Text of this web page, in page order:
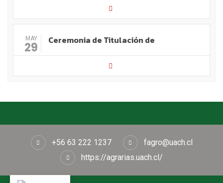
MAY
29 Ceremonia de Titulación de
+56 63 222 1237
fagro@uach.cl
https://agrarias.uach.cl/